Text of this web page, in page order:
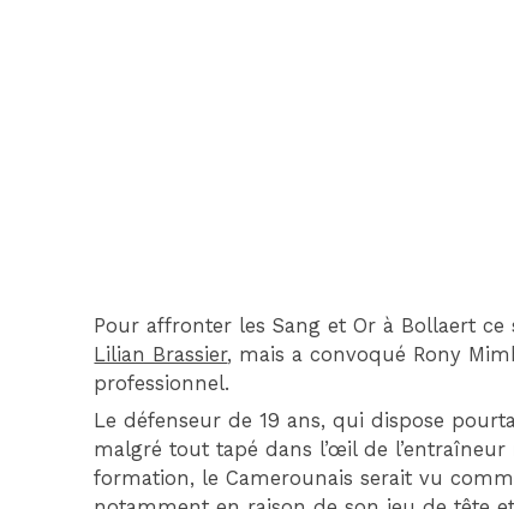
Pour affronter les Sang et Or à Bollaert
Lilian Brassier, mais a convoqué Rony
professionnel.
Le défenseur de 19 ans, qui dispose
malgré tout tapé dans l’œil de
formation, le Camerounais serait vu